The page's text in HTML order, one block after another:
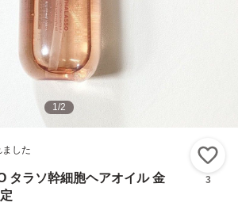
1/2
した
タラソ幹細胞ヘアオイル 金
3